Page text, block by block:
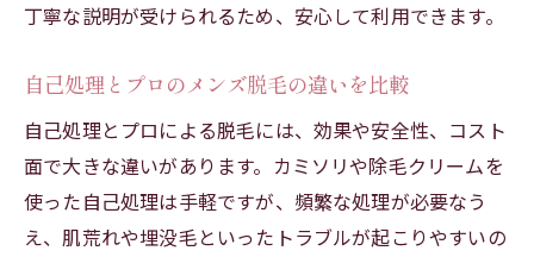
丁寧な説明が受けられるため、安心して利用できます。
自己処理とプロのメンズ脱毛の違いを比較
自己処理とプロによる脱毛には、効果や安全性、コスト
面で大きな違いがあります。カミソリや除毛クリームを
使った自己処理は手軽ですが、頻繁な処理が必要なう
え、肌荒れや埋没毛といったトラブルが起こりやすいの